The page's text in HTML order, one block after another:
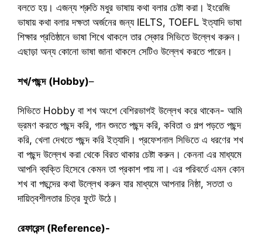
বলতে হয়। এজন্য শ্রুতি মধুর ভাষায় কথা বলার চেষ্টা করা। ইংরেজি
ভাষায় কথা বলার দক্ষতা অর্জনের জন্য IELTS, TOEFL ইত্যাদি ভাষা
শিক্ষার প্রতিষ্ঠানে ভাষা শিখে থাকলে তার স্কোর সিভিতে উল্লেখ করুন।
এছাড়া অন্য কোনো ভাষা জানা থাকলে সেটিও উল্লেখ করতে পারেন।
শখ/পছন্দ (Hobby)–
সিভিতে Hobby বা শখ অংশে বেশিরভাগই উল্লেখ করে থাকেন- আমি
ভ্রমণ করতে পছন্দ করি, গান শুনতে পছন্দ করি, কবিতা ও গল্প পড়তে পছন্দ
করি, খেলা দেখতে পছন্দ করি ইত্যাদি। প্রফেশনাল সিভিতে এ ধরণের শখ
বা পছন্দ উল্লেখ করা থেকে বিরত থাকার চেষ্টা করুন। কেননা এর মাধ্যমে
আপনি ব্যক্তি হিসেবে কেমন তা প্রকাশ পায় না। এর পরিবর্তে এমন কোন
শখ বা পছন্দের কথা উল্লেখ করুন যার মাধ্যমে আপনার নিষ্ঠা, সততা ও
দায়িত্বশীলতার চিত্র ফুটে উঠে।
রেফারেন্স (Reference)-